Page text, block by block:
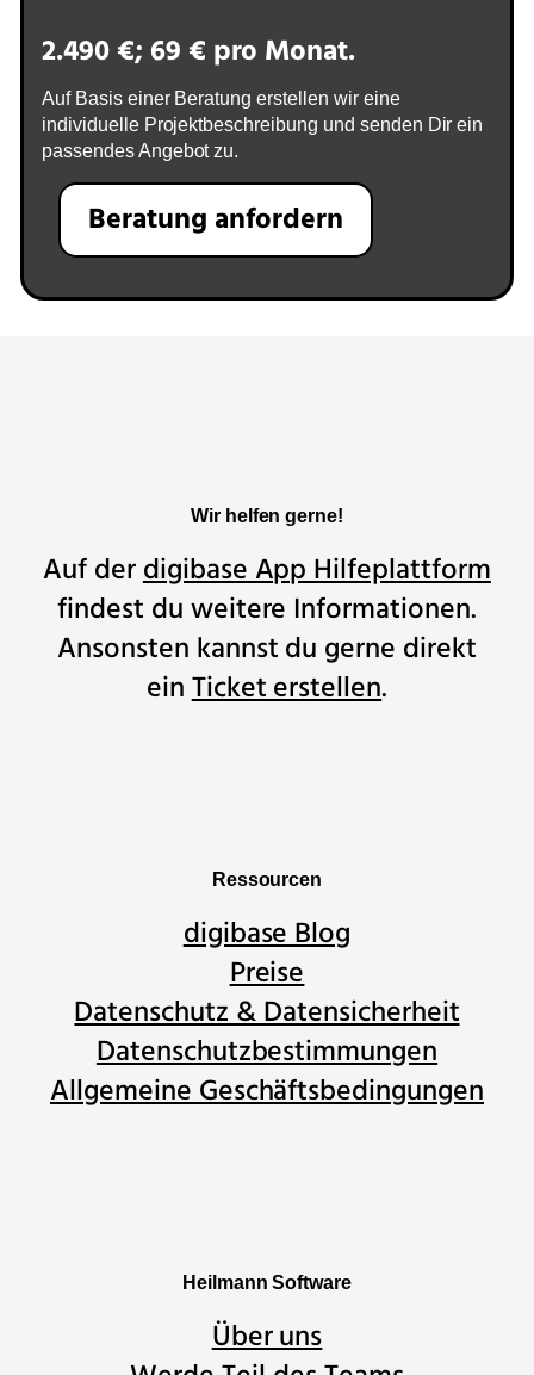
2.490 €; 69 € pro Monat.
Auf Basis einer Beratung erstellen wir eine
individuelle Projektbeschreibung und senden Dir ein
passendes Angebot zu.
Beratung anfordern
Wir helfen gerne!
Auf derdigibase App Hilfeplattform
findest du weitere Informationen.
Ansonsten kannst du gerne direkt
einTicket erstellen.
Ressourcen
digibase Blog
Preise
Datenschutz & Datensicherheit
Datenschutzbestimmungen
Allgemeine Geschäftsbedingungen
Heilmann Software
Über uns